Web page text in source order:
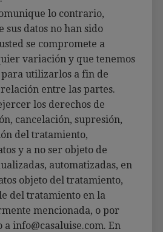
lo contrario,
sus datos no han sido
se compromete a
variación y que tenemos
utilizarlos a fin de
entre las partes.
los derechos de
cancelación, supresión,
del tratamiento,
y a no ser objeto de
automatizadas, en
objeto del tratamiento,
del tratamiento en la
mencionada, o por
info@casaluise.com. En